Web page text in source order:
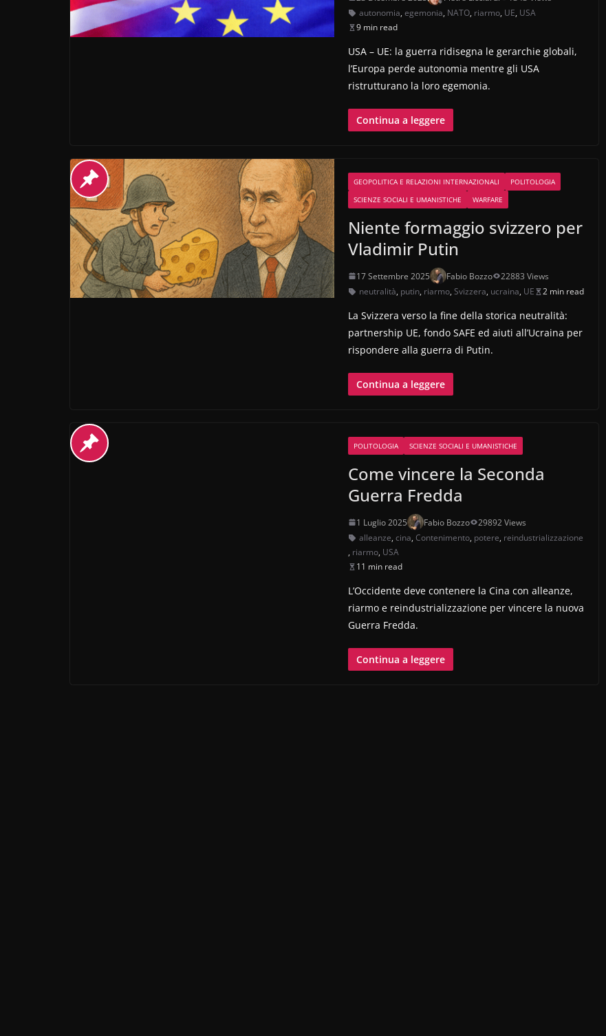
autonomia, egemonia, NATO, riarmo, UE, USA
9 min read
USA – UE: la guerra ridisegna le gerarchie globali,
l’Europa perde autonomia mentre gli USA
ristrutturano la loro egemonia.
Continua a leggere
GEOPOLITICA E RELAZIONI INTERNAZIONALI
POLITOLOGIA
SCIENZE SOCIALI E UMANISTICHE
WARFARE
Niente formaggio svizzero per
Vladimir Putin
17 Settembre 2025 Fabio Bozzo
22883 Views
neutralità, putin, riarmo, Svizzera, ucraina, UE 2 min read
La Svizzera verso la fine della storica neutralità:
partnership UE, fondo SAFE ed aiuti all’Ucraina per
rispondere alla guerra di Putin.
Continua a leggere
POLITOLOGIA SCIENZE SOCIALI E UMANISTICHE
Come vincere la Seconda
Guerra Fredda
1 Luglio 2025 Fabio Bozzo
29892 Views
alleanze, cina, Contenimento, potere, reindustrializzazione
, riarmo, USA
11 min read
L’Occidente deve contenere la Cina con alleanze,
riarmo e reindustrializzazione per vincere la nuova
Guerra Fredda.
Continua a leggere